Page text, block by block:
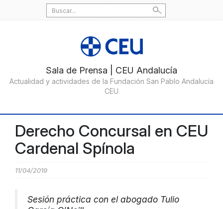
Search
for:
Derecho Concursal en CEU
Cardenal Spínola
11/04/2019
Sesión práctica con el abogado Tulio